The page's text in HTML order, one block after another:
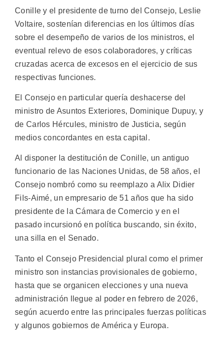
Conille y el presidente de turno del Consejo, Leslie
Voltaire, sostenían diferencias en los últimos días
sobre el desempeño de varios de los ministros, el
eventual relevo de esos colaboradores, y críticas
cruzadas acerca de excesos en el ejercicio de sus
respectivas funciones.
El Consejo en particular quería deshacerse del
ministro de Asuntos Exteriores, Dominique Dupuy, y
de Carlos Hércules, ministro de Justicia, según
medios concordantes en esta capital.
Al disponer la destitución de Conille, un antiguo
funcionario de las Naciones Unidas, de 58 años, el
Consejo nombró como su reemplazo a Alix Didier
Fils-Aimé, un empresario de 51 años que ha sido
presidente de la Cámara de Comercio y en el
pasado incursionó en política buscando, sin éxito,
una silla en el Senado.
Tanto el Consejo Presidencial plural como el primer
ministro son instancias provisionales de gobierno,
hasta que se organicen elecciones y una nueva
administración llegue al poder en febrero de 2026,
según acuerdo entre las principales fuerzas políticas
y algunos gobiernos de América y Europa.